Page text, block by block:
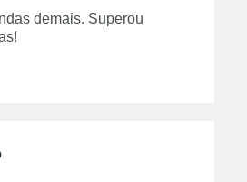
demais. Superou